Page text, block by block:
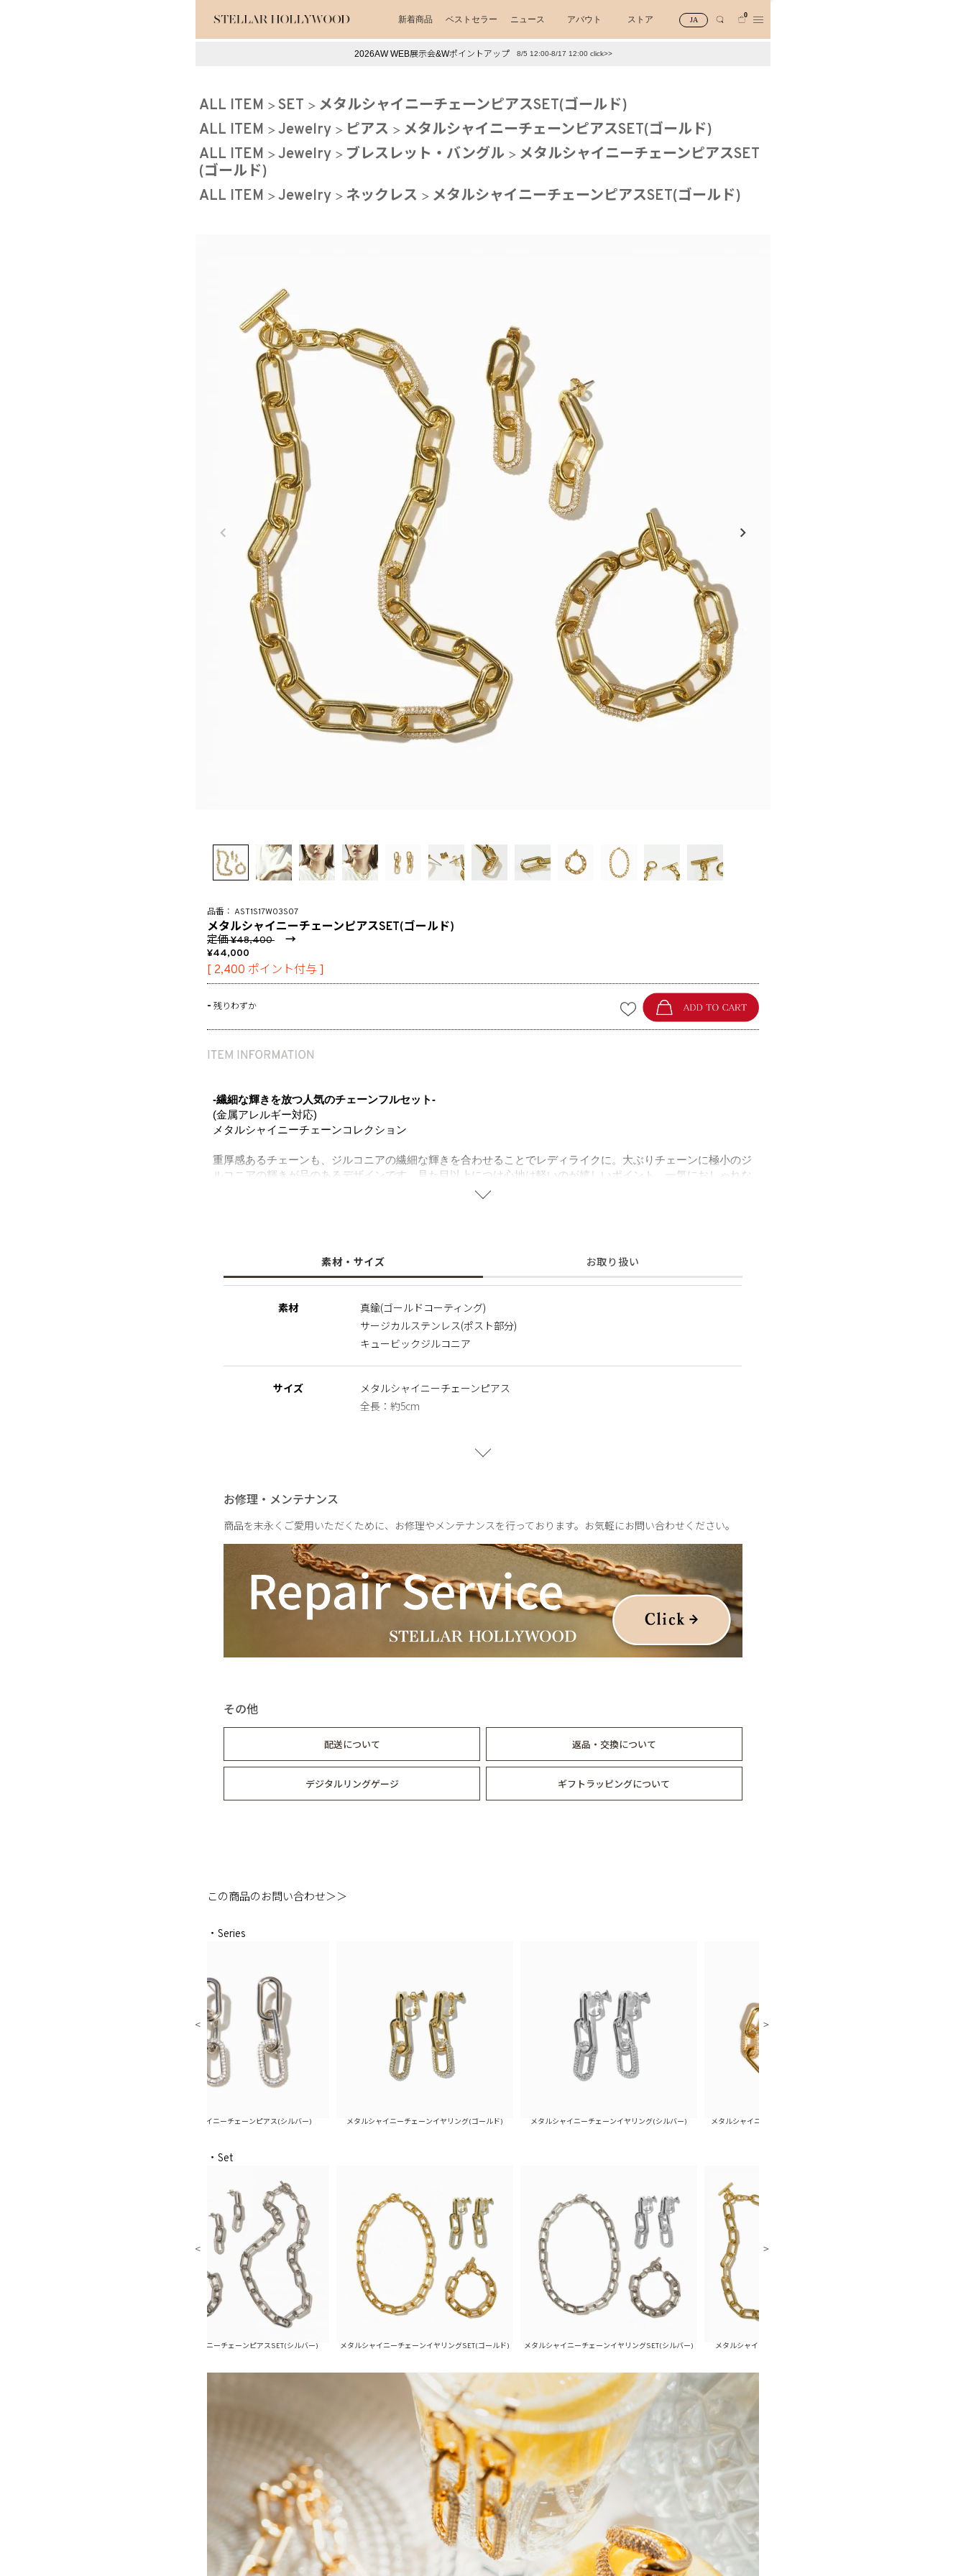
新着商品 ベストセラー ニュース アバウト ストア JA
0
#スタッフイチ押し（通勤パールアクセ） ＃写真映えアクセ
2026AW WEB展示会&Wポイントアップ 8/5 12:00-8/17 12:00 click>>
ALL ITEM SET
メタルシャイニーチェーンピアスSET(ゴールド)
ALL ITEM
Jewelry ピアス
メタルシャイニーチェーンピアスSET(ゴールド)
ALL ITEM
Jewelry ブレスレット・バングル
メタルシャイニーチェーンピアスSET
(ゴールド)
ALL ITEM
Jewelry ネックレス メタルシャイニーチェーンピアスSET(ゴールド)
AST1S17W03S07
メタルシャイニーチェーンピアスSET(ゴールド)
定価 48,400 →
44,000
[ 2,400 ポイント付与 ]
- 残りわずか
-繊細な輝きを放つ人気のチェーンフルセット-
(金属アレルギー対応)
メタルシャイニーチェーンコレクション
重厚感あるチェーンも、ジルコニアの繊細な輝きを合わせることでレディライクに。大ぶりチェーンに極小のジ
ルコニアの輝きが品のあるデザインです。見た目以上につけ心地は軽いのが嬉しいポイント。一気におしゃれな
印象を与える大ぶりのメタルアイテムは、デイリースタイルに合わせやすく毎日に寄り添うアイテムになりま
※サージカルステンレス
出しにくい素材を指します。
素材・サイズ お取り扱い
素材
真鍮(ゴールドコーティング)
サージカルステンレス(ポスト部分)
キュービックジルコニア
サイズ
メタルシャイニーチェーンピアス
全長：約5cm
重さ
メタルシャイニーチェーンピアス
片耳：約5.8g
メタルシャイニーチェーンブレスレット
お修理・メンテナンス
商品を末永くご愛用いただくために、お修理やメンテナンスを行っております。お気軽にお問い合わせください。
その他
配送について 返品・交換について
デジタルリングゲージ ギフトラッピングについて
この商品のお問い合わせ＞＞
・Series
メタルシャイニーチェーンピアス(シルバー) メタルシャイニーチェーンイヤリング(ゴールド) メタルシャイニーチェーンイヤリング(シルバー) メタルシャイニーチェーンブレスレット(ゴールド)
・Set
メタルシャイニーチェーンピアスSET(シルバー) メタルシャイニーチェーンイヤリングSET(ゴールド) メタルシャイニーチェーンイヤリングSET(シルバー) メタルシャイニーチェーンピアスSET(ゴールド)